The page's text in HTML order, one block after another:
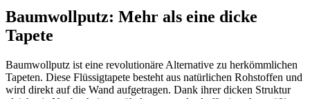
Baumwollputz: Mehr als eine dicke
Tapete
Baumwollputz ist eine revolutionäre Alternative zu herkömmlichen
Tapeten. Diese Flüssigtapete besteht aus natürlichen Rohstoffen und
wird direkt auf die Wand aufgetragen. Dank ihrer dicken Struktur